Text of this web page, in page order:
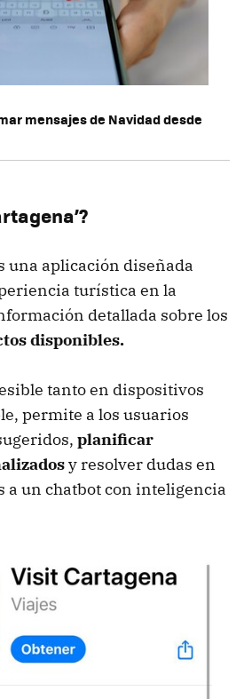
mensajes de Navidad desde
una aplicación diseñada
turística en la
detallada sobre los
disponibles.
tanto en dispositivos
permite a los usuarios
planificar
y resolver dudas en
a un chatbot con inteligencia